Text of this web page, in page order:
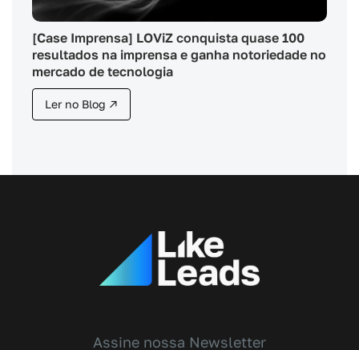
[Case Imprensa] LOViZ conquista quase 100
resultados na imprensa e ganha notoriedade no
mercado de tecnologia
Ler no Blog ↗
Assine nossa Newsletter